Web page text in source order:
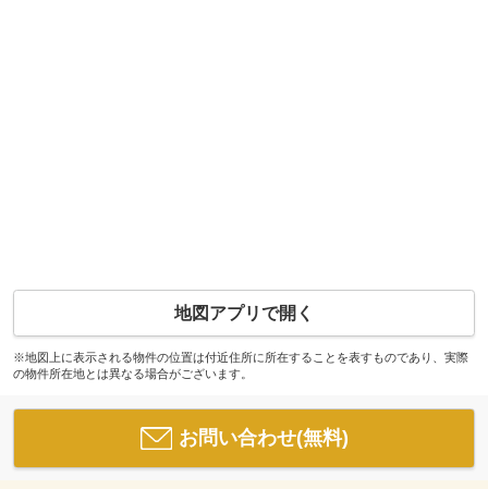
地図アプリで開く
※地図上に表示される物件の位置は付近住所に所在することを表すものであり、実際
の物件所在地とは異なる場合がございます。
お問い合わせ(無料)